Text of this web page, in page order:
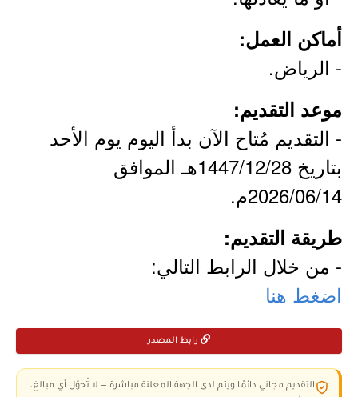
أماكن العمل:
- الرياض.
موعد التقديم:
- التقديم مُتاح الآن بدأ اليوم يوم الأحد
بتاريخ 1447/12/28هـ الموافق
2026/06/14م.
طريقة التقديم:
- من خلال الرابط التالي:
اضغط هنا
رابط المصدر
التقديم مجاني دائمًا ويتم لدى الجهة المعلنة مباشرة — لا تُحوّل أي مبالغ،